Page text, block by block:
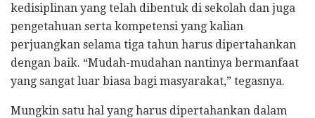
kedisiplinan yang telah dibentuk di sekolah dan juga
pengetahuan serta kompetensi yang kalian
perjuangkan selama tiga tahun harus dipertahankan
dengan baik. “Mudah-mudahan nantinya bermanfaat
yang sangat luar biasa bagi masyarakat,” tegasnya.
Mungkin satu hal yang harus dipertahankan dalam